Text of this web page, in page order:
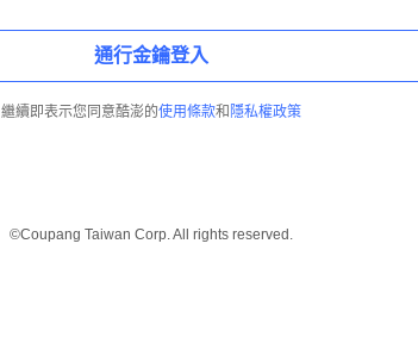
通行金鑰登入
繼續即表示您同意酷澎的使用條款和 隱私權政策
©Coupang Taiwan Corp. All rights reserved.